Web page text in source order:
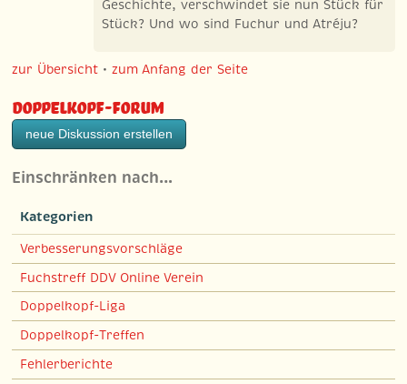
Geschichte, verschwindet sie nun Stück für
Stück? Und wo sind Fuchur und Atréju?
zur Übersicht •zum Anfang der Seite
Doppelkopf-Forum
neue Diskussion erstellen
Einschränken nach…
Kategorien
Verbesserungsvorschläge
Fuchstreff DDV Online Verein
Doppelkopf-Liga
Doppelkopf-Treffen
Fehlerberichte